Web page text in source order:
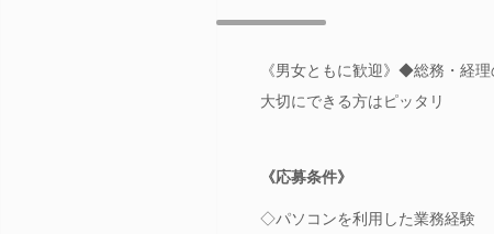
《男女ともに歓迎》◆総務・経
大切にできる方はピッタリ
《応募条件》
◇パソコンを利用した業務経験